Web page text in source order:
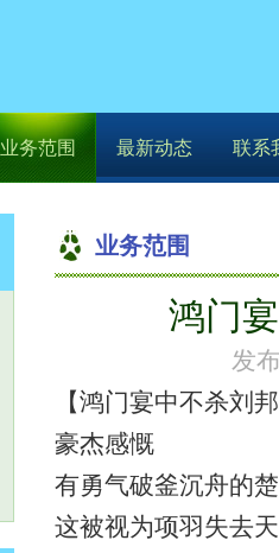
业务范围 最新动态 联系
业务范围
鸿门
发
【鸿门宴中不杀刘
豪杰感慨
有勇气破釜沉舟的
这被视为项羽失去